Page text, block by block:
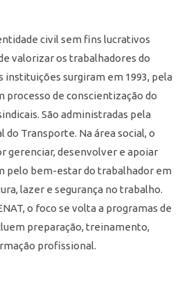
civil sem fins lucrativos
valorizar os trabalhadores do
instituições surgiram em 1993, pela
processo de conscientização do
São administradas pela
do Transporte. Na área social, o
gerenciar, desenvolver e apoiar
pelo bem-estar do trabalhador em
lazer e segurança no trabalho.
o foco se volta a programas de
preparação, treinamento,
profissional.